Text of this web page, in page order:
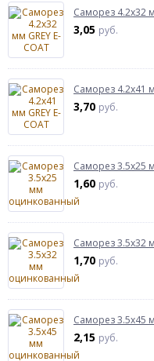
Саморез 4.2х32
3,05 руб.
Саморез 4.2х41
3,70 руб.
Саморез 3.5х25
1,60 руб.
Саморез 3.5х32
1,70 руб.
Саморез 3.5х45
2,15 руб.